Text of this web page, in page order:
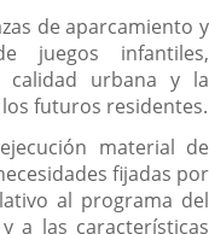
de aparcamiento y
juegos infantiles,
urbana y la
futuros residentes.
material de
fijadas por
al programa del
a las características